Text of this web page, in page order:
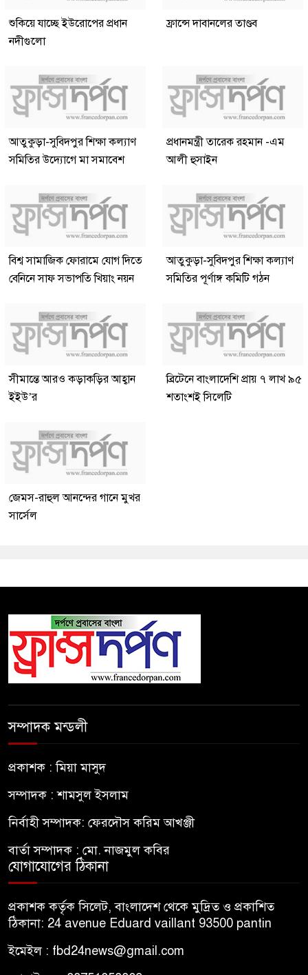
শুকিয়ে যাচ্ছে ইউরোপের প্রধান
নদীগুলো
ফ্রান্সে দাবানলের তাণ্ডব
আতুকুড়া-সুবিদপুর শিক্ষা কল্যাণ
সমিতির উদ্যোগে মা সমাবেশ
প্রধানমন্ত্রী তারেক রহমান -এম
আলী হুসাইন
বিশ্ব সামাজিক ফোরামে যোগ দিতে
বেনিনে সাফ সভাপতি খিয়াং নয়ন
আতুকুড়া-সুবিদপুর শিক্ষা কল্যাণ
সমিতির পূর্ণাঙ্গ কমিটি গঠন
সীমান্তে আরও কড়াকড়ির আহ্বান
ইইউ’র
ব্রিটেনে বাংলাদেশি প্রায় ৭ লাখ ৯৫
শতাংশই সিলেটি
জেমস-রাহুল আনন্দের গানে মুখর
সার্সেল
সম্পাদক মন্ডলী
প্রকাশক : মিয়া মাসুদ
সম্পাদক : শামসুল ইসলাম
নির্বাহী সম্পাদক: ফেরদৌস করিম আখঞ্জী
বার্তা সম্পাদক : মো. নাজমুল কবির
যোগাযোগের ঠিকানা
প্রকাশক কর্তৃক সিলেট, বাংলাদেশ থেকে মুদ্রিত ও প্রকাশিত
ঠিকানা: 24 avenue Eduard vaillant 93500 pantin
ইমেইল : fbd24news@gmail.com